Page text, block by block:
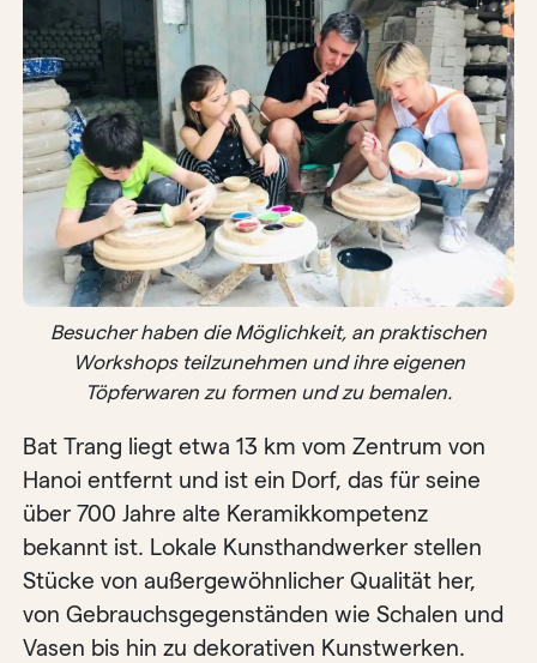
Besucher haben die Möglichkeit, an praktischen
Workshops teilzunehmen und ihre eigenen
Töpferwaren zu formen und zu bemalen.
Bat Trang liegt etwa 13 km vom Zentrum von
Hanoi entfernt und ist ein Dorf, das für seine
über 700 Jahre alte Keramikkompetenz
bekannt ist. Lokale Kunsthandwerker stellen
Stücke von außergewöhnlicher Qualität her,
von Gebrauchsgegenständen wie Schalen und
Vasen bis hin zu dekorativen Kunstwerken.